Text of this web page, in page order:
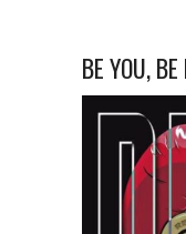
BE YOU, BE